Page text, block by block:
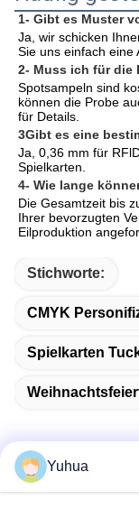
1- Gibt es Muster
Ja, wir schicken
Sie uns einfach eine
2- Muss ich für die
Spotsampeln sind
können die Probe
für Details.
3Gibt es eine
Ja, 0,36 mm für
Spielkarten.
4- Wie lange
Die Gesamtzeit bis
Ihrer bevorzugten
Eilproduktion
Stichworte:
CMYK
Spielkarten
Yuhua